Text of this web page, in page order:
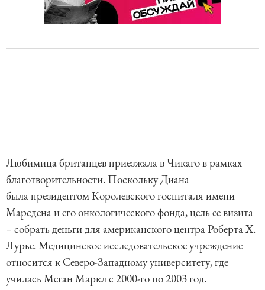
Любимица британцев приезжала в Чикаго в рамках
благотворительности. Поскольку Диана
была президентом Королевского госпиталя имени
Марсдена и его онкологического фонда, цель ее визита
– собрать деньги для американского центра Роберта Х.
Лурье. Медицинское исследовательское учреждение
относится к Северо-Западному университету, где
училась Меган Маркл с 2000-го по 2003 год.